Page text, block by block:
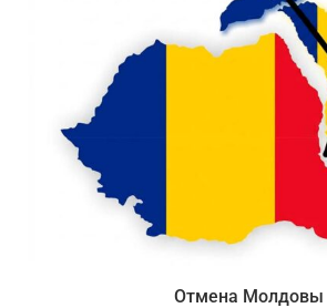
Отмена Молдовы